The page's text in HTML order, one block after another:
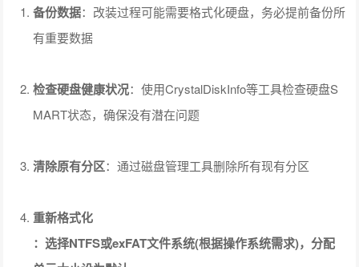
备份数据：改装过程可能需要格式化硬盘，务必提前备份所
有重要数据
检查硬盘健康状况：使用CrystalDiskInfo等工具检查硬盘S
MART状态，确保没有潜在问题
清除原有分区：通过磁盘管理工具删除所有现有分区
重新格式化
：选择NTFS或exFAT文件系统(根据操作系统需求)，分配